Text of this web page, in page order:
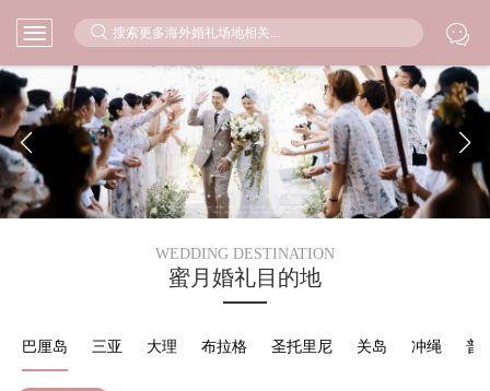
  
WEDDING DESTINATION
蜜月婚礼目的地
巴厘岛 三亚 大理 布拉格 圣托里尼 关岛 冲绳 普